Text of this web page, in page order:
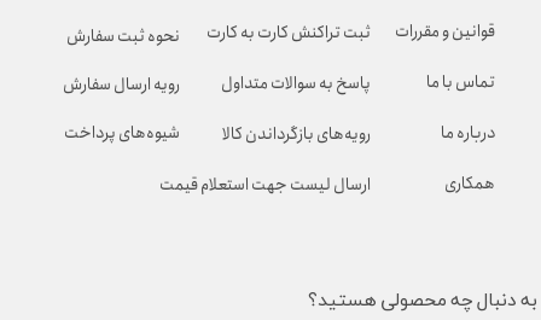
نحوه ثبت سفارش
رویه ارسال سفارش
شیوه‌های پرداخت
ثبت تراکنش کارت به کارت
پاسخ به سوالات متداول
رویه‌های بازگرداندن کالا
ارسال لیست جهت استعلام قیمت
قوانین و مقررات
تماس با ما
درباره ما
همکاری
به دنبال چه محصولی هستید؟